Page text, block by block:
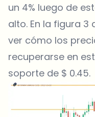
un 4% luego de
alto. En la figura
ver cómo los
recuperarse en
soporte de $ 0.45.